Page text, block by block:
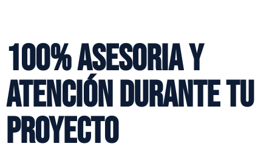
100% Asesoria y
Atención durante tu
Proyecto